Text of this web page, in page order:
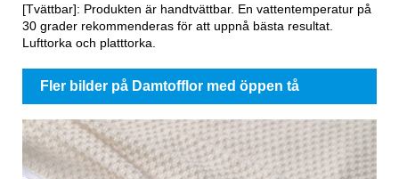
[Tvättbar]: Produkten är handtvättbar. En vattentemperatur på
30 grader rekommenderas för att uppnå bästa resultat.
Lufttorka och platttorka.
Fler bilder på Damtofflor med öppen tå